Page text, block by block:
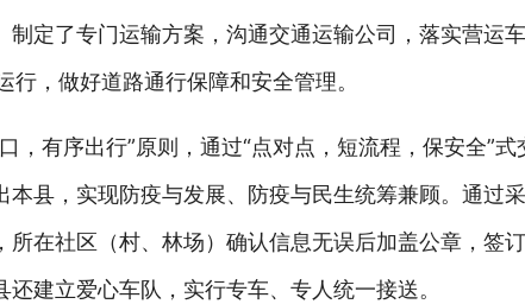
定了专门运输方案，沟通交通运输公司，落实营运
行，做好道路通行保障和安全管理。
，有序出行”原则，通过“点对点，短流程，保安全”
本县，实现防疫与发展、防疫与民生统筹兼顾。通过
所在社区（村、林场）确认信息无误后加盖公章，签
建立爱心车队，实行专车、专人统一接送。